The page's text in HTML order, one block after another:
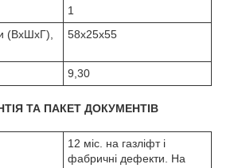
1
(ВхШхГ),
58х25х55
9,30
ТА ПАКЕТ ДОКУМЕНТІВ
12 міс. на газліфт і
фабричні дефекти. На